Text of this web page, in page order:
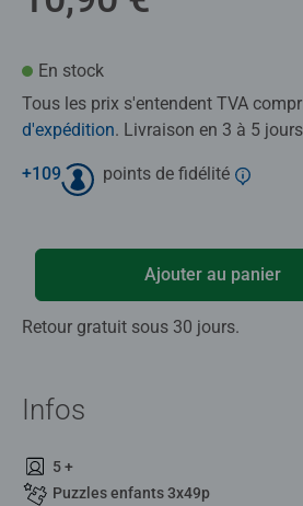
En stock
Tous les prix s'entendent TVA
d'expédition. Livraison en 3 à 5
+109 points de fidélité
Ajouter au panier
Retour gratuit sous 30 jours.
Infos
5 +
Puzzles enfants 3x49p